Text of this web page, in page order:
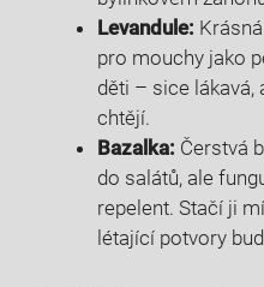
Levandule:
pro mouchy jako
děti – sice lákavá,
chtějí.
Bazalka: Čerstvá
do salátů, ale
repelent. Stačí ji
létající potvory